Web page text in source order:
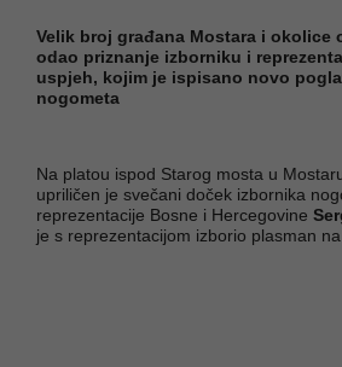
Velik broj građana Mostara i okolice
odao priznanje izborniku i
uspjeh, kojim je ispisano novo
nogometa
Na platou ispod Starog mosta u
upriličen je svečani doček izbornika
reprezentacije Bosne i Hercegovine
je s reprezentacijom izborio plasman